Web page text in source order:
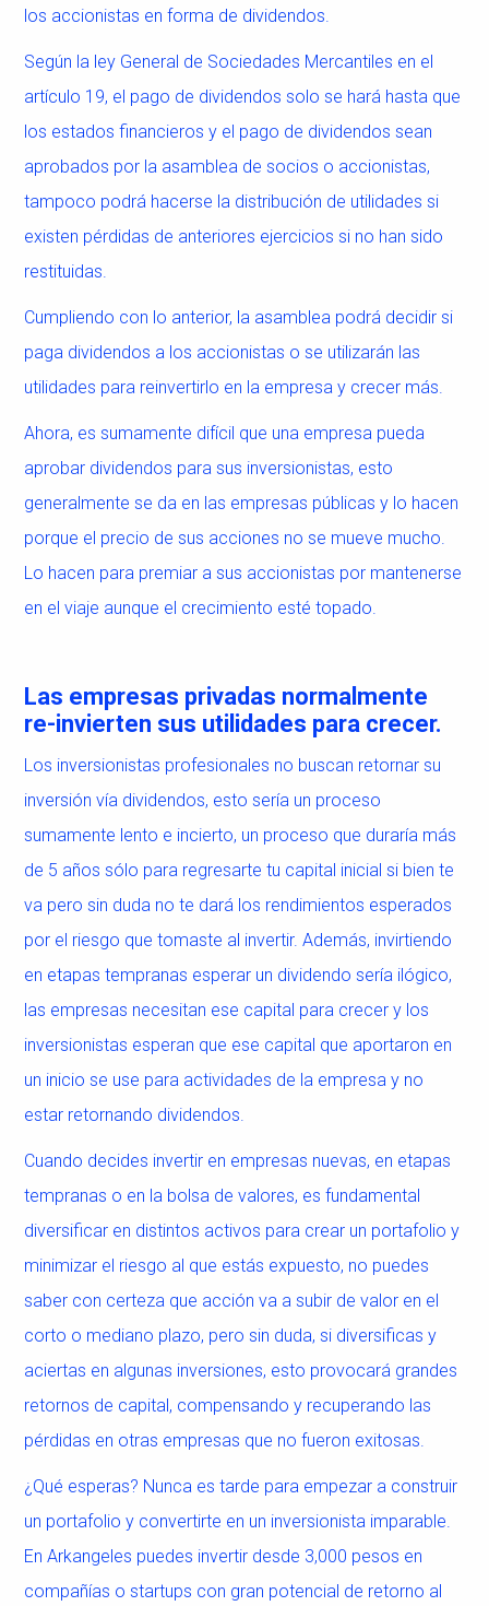
los accionistas en forma de dividendos.
Según la ley General de Sociedades Mercantiles en el
artículo 19, el pago de dividendos solo se hará hasta que
los estados financieros y el pago de dividendos sean
aprobados por la asamblea de socios o accionistas,
tampoco podrá hacerse la distribución de utilidades si
existen pérdidas de anteriores ejercicios si no han sido
restituidas.
Cumpliendo con lo anterior, la asamblea podrá decidir si
paga dividendos a los accionistas o se utilizarán las
utilidades para reinvertirlo en la empresa y crecer más.
Ahora, es sumamente difícil que una empresa pueda
aprobar dividendos para sus inversionistas, esto
generalmente se da en las empresas públicas y lo hacen
porque el precio de sus acciones no se mueve mucho.
Lo hacen para premiar a sus accionistas por mantenerse
en el viaje aunque el crecimiento esté topado.
Las empresas privadas normalmente
re-invierten sus utilidades para crecer.
Los inversionistas profesionales no buscan retornar su
inversión vía dividendos, esto sería un proceso
sumamente lento e incierto, un proceso que duraría más
de 5 años sólo para regresarte tu capital inicial si bien te
va pero sin duda no te dará los rendimientos esperados
por el riesgo que tomaste al invertir. Además, invirtiendo
en etapas tempranas esperar un dividendo sería ilógico,
las empresas necesitan ese capital para crecer y los
inversionistas esperan que ese capital que aportaron en
un inicio se use para actividades de la empresa y no
estar retornando dividendos.
Cuando decides invertir en empresas nuevas, en etapas
tempranas o en la bolsa de valores, es fundamental
diversificar en distintos activos para crear un portafolio y
minimizar el riesgo al que estás expuesto, no puedes
saber con certeza que acción va a subir de valor en el
corto o mediano plazo, pero sin duda, si diversificas y
aciertas en algunas inversiones, esto provocará grandes
retornos de capital, compensando y recuperando las
pérdidas en otras empresas que no fueron exitosas.
¿Qué esperas? Nunca es tarde para empezar a construir
un portafolio y convertirte en un inversionista imparable.
En Arkangeles puedes invertir desde 3,000 pesos en
compañías o startups con gran potencial de retorno al